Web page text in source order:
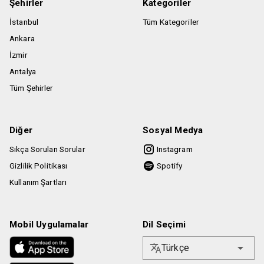
indirimli bilete tabi olduğu kabul ve tahaahüt eder. İndirimli
biletler için satın alınan biletin etkinlik mekanında kimlik
Etkinlik saatine geç kalınması durumunda Biletinial
kullanıcının etkinlik mekanına alınması konusunda hiçbir
şekilde sorumlu değildir.
Şehirler
İstanbul
Ankara
İzmir
Antalya
Tüm Şehirler
Kategoriler
Tüm Kategoriler
Diğer
Sıkça Sorulan Sorular
Gizlilik Politikası
Kullanım Şartları
Sosyal Medya
Instagram
Spotify
Mobil Uygulamalar Dil Seçimi
Türkçe